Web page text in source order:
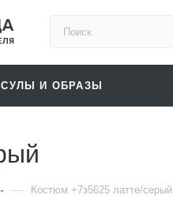
И ОБРАЗЫ
— Костюм +7з5625 латте/серый